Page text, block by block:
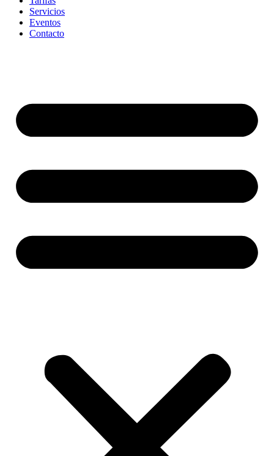
Servicios
Eventos
Contacto